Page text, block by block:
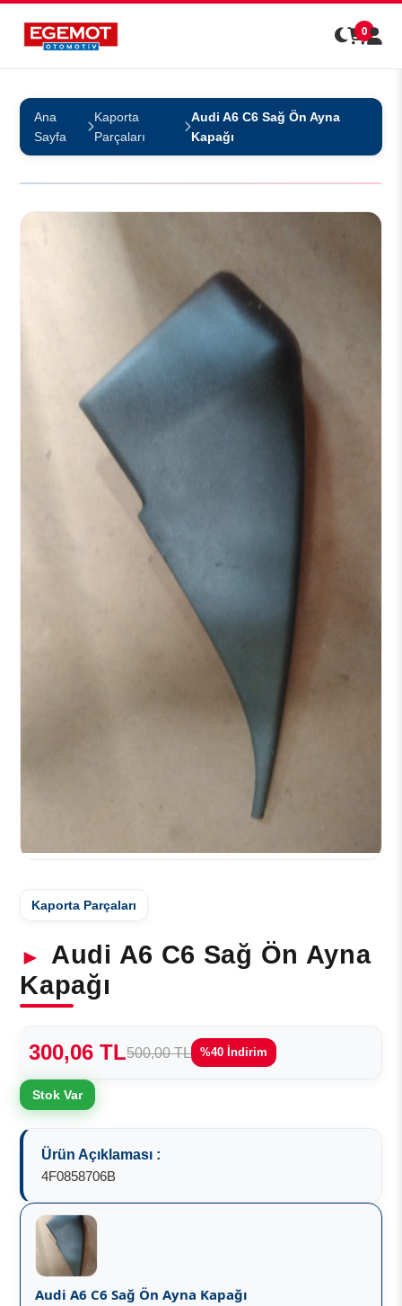
0
Ana
Sayfa
Kaporta
Parçaları
Audi A6 C6 Sağ Ön Ayna
Kapağı
Kaporta Parçaları
Audi A6 C6 Sağ Ön Ayna
Kapağı
300,06 TL500,00 TL %40 İndirim
Stok Var
Ürün Açıklaması :
4F0858706B
Audi A6 C6 Sağ Ön Ayna Kapağı